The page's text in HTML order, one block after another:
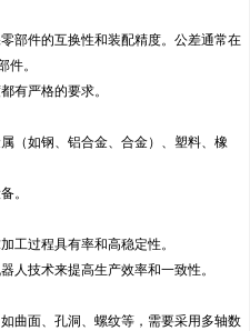
部件的互换性和装配精度。公差通常在
件。
有严格的要求。
（如钢、铝合金、合金）、塑料、橡
。
工过程具有率和高稳定性。
人技术来提高生产效率和一致性。
曲面、孔洞、螺纹等，需要采用多轴数